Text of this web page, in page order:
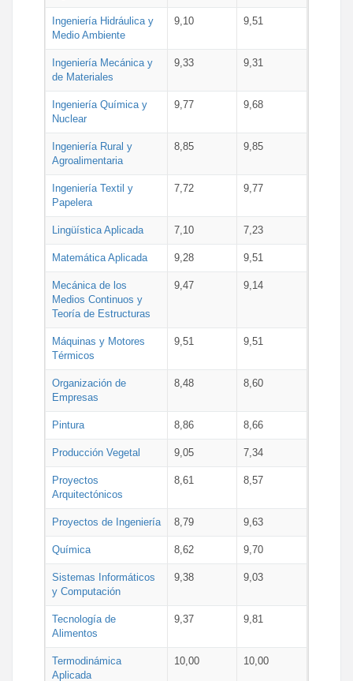
Ingeniería Hidráulica y
Medio Ambiente
9,10 9,51
Ingeniería Mecánica y
de Materiales
9,33 9,31
Ingeniería Química y
Nuclear
9,77 9,68
Ingeniería Rural y
Agroalimentaria
8,85 9,85
Ingeniería Textil y
Papelera
7,72 9,77
Lingüística Aplicada 7,10 7,23
Matemática Aplicada 9,28 9,51
Mecánica de los
Medios Continuos y
Teoría de Estructuras
9,47 9,14
Máquinas y Motores
Térmicos
9,51 9,51
Organización de
Empresas
8,48 8,60
Pintura 8,86 8,66
Producción Vegetal 9,05 7,34
Proyectos
Arquitectónicos
8,61 8,57
Proyectos de Ingeniería 8,79 9,63
Química 8,62 9,70
Sistemas Informáticos
y Computación
9,38 9,03
Tecnología de
Alimentos
9,37 9,81
Termodinámica
Aplicada
10,00 10,00